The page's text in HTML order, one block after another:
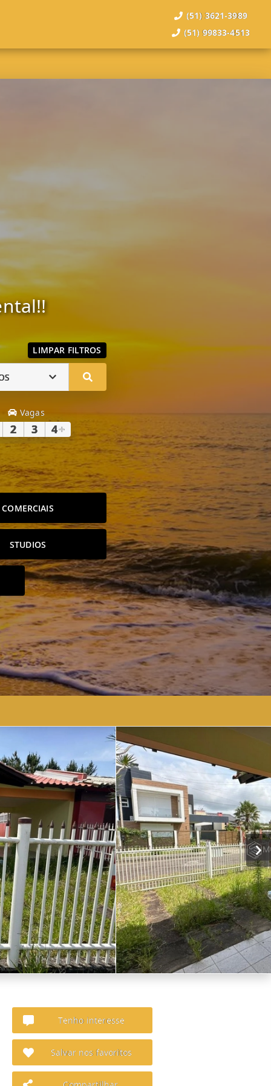
(51) 3621-3989
(51) 99833-4513
LIMPAR FILTROS
Vagas
2 3 4+
COMERCIAIS
STUDIOS
Tenho interesse
Salvar nos favoritos